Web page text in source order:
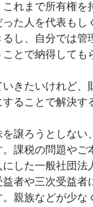
れまで所有権を
た人を代表もし
し、自分では
とで納得しても
きたいけれど、
ることで解決す
譲ろうとしない
課税の問題や
した一般社団
者や三次受益
親族などが少